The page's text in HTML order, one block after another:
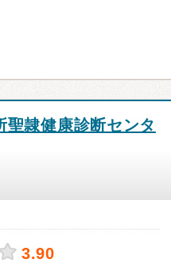
聖隷健康診断センタ
3.90